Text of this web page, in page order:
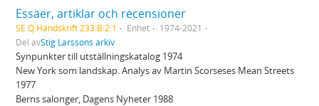
Essäer, artiklar och recensioner
SE Q Handskrift 233:B:2:1 Enhet
1974-2021
Del avStig Larssons arkiv
Synpunkter till utställningskatalog 1974
New York som landskap. Analys av Martin Scorseses Mean Streets
1977
Berns salonger, Dagens Nyheter 1988